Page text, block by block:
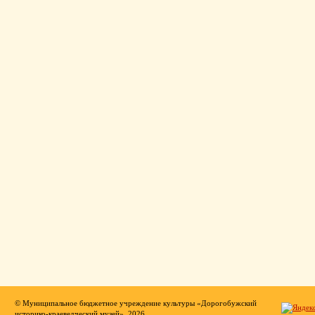
© Муниципальное бюджетное учреждение культуры «Дорогобужский